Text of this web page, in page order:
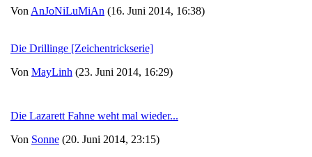
Von AnJoNiLuMiAn (16. Juni 2014, 16:38)
Die Drillinge [Zeichentrickserie]
Von MayLinh (23. Juni 2014, 16:29)
Die Lazarett Fahne weht mal wieder...
Von Sonne (20. Juni 2014, 23:15)